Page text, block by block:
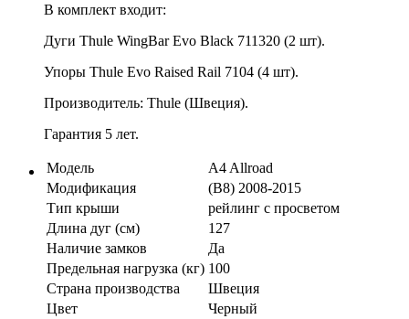
В комплект входит:
Дуги Thule WingBar Evo Black 711320 (2 шт).
Упоры Thule Evo Raised Rail 7104 (4 шт).
Производитель: Thule (Швеция).
Гарантия 5 лет.
Модель
A4 Allroad
Модификация
(B8) 2008-2015
Тип крыши
рейлинг с просветом
Длина дуг (см)
127
Наличие замков
Да
Предельная нагрузка (кг) 100
Страна производства
Швеция
Цвет
Черный